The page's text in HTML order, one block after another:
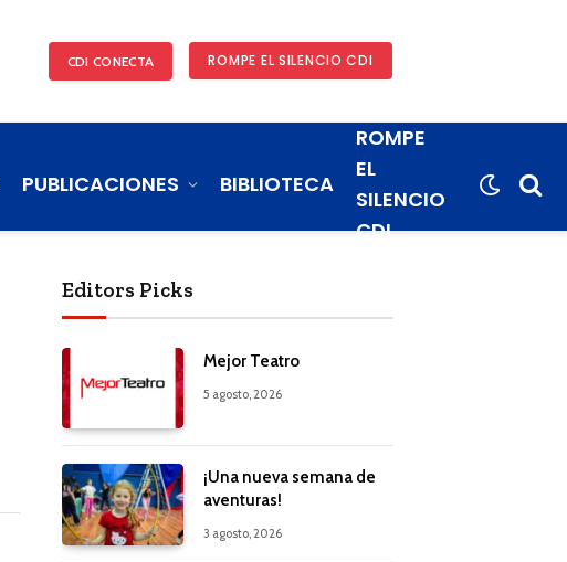
CDI CONECTA ROMPE EL SILENCIO CDI
PUBLICACIONES BIBLIOTECA
ROMPE
EL
SILENCIO
CDI
Editors Picks
Mejor Teatro
5 agosto, 2026
¡Una nueva semana de
aventuras!
3 agosto, 2026